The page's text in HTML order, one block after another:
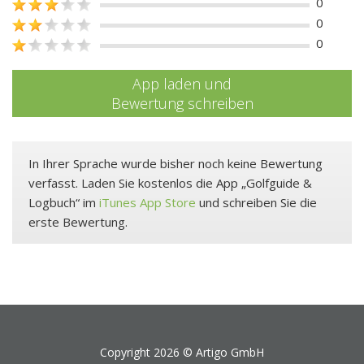
0
0
App laden und
Bewertung schreiben
In Ihrer Sprache wurde bisher noch keine Bewertung
verfasst. Laden Sie kostenlos die App „Golfguide &
Logbuch“ im iTunes App Store und schreiben Sie die
erste Bewertung.
Copyright 2026 © Artigo GmbH